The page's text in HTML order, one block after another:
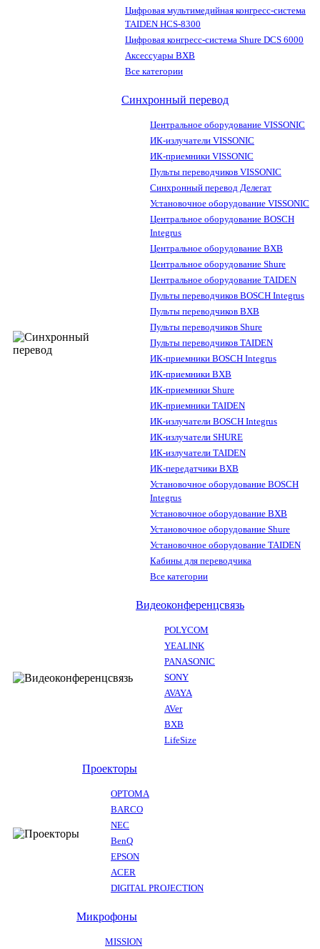
Цифровая мультимедийная конгресс-система
TAIDEN HCS-8300
Цифровая конгресс-система Shure DCS 6000
Аксессуары BXB
Все категории
Синхронный перевод
Центральное оборудование VISSONIC
ИК-излучатели VISSONIC
ИК-приемники VISSONIC
Пульты переводчиков VISSONIC
Синхронный перевод Делегат
Установочное оборудование VISSONIC
Центральное оборудование BOSCH
Integrus
Центральное оборудование BXB
Центральное оборудование Shure
Центральное оборудование TAIDEN
Пульты переводчиков BOSCH Integrus
Пульты переводчиков BXB
Пульты переводчиков Shure
Пульты переводчиков TAIDEN
ИК-приемники BOSCH Integrus
ИК-приемники BXB
ИК-приемники Shure
ИК-приемники TAIDEN
ИК-излучатели BOSCH Integrus
ИК-излучатели SHURE
ИК-излучатели TAIDEN
ИК-передатчики BXB
Установочное оборудование BOSCH
Integrus
Установочное оборудование BXB
Установочное оборудование Shure
Установочное оборудование TAIDEN
Кабины для переводчика
Все категории
Видеоконференцсвязь
POLYCOM
YEALINK
PANASONIC
SONY
AVAYA
AVer
BXB
LifeSize
Проекторы
OPTOMA
BARCO
NEC
BenQ
EPSON
ACER
DIGITAL PROJECTION
Микрофоны
MISSION